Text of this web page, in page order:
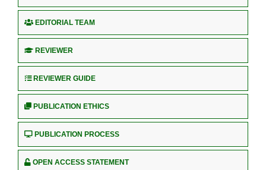
EDITORIAL TEAM
REVIEWER
REVIEWER GUIDE
PUBLICATION ETHICS
PUBLICATION PROCESS
OPEN ACCESS STATEMENT